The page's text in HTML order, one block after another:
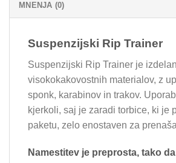
MNENJA (0)
Suspenzijski Rip Trainer
Suspenzijski Rip Trainer je
visokokakovostnih materialov, z
sponk, karabinov in trakov.
kjerkoli, saj je zaradi torbice, ki je
paketu, zelo enostaven za
Namestitev je preprosta, tako